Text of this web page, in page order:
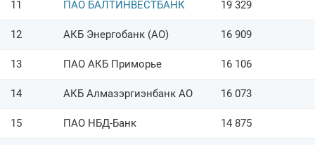
11 ПАО БАЛТИНВЕСТБАНК 19 329
12 АКБ Энергобанк (АО) 16 909
13 ПАО АКБ Приморье 16 106
14 АКБ Алмазэргиэнбанк АО 16 073
15 ПАО НБД-Банк 14 875